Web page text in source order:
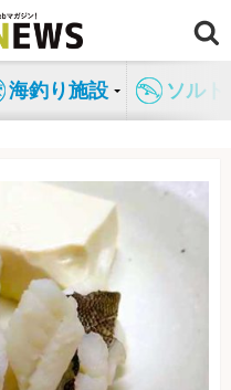
海釣り施設 ソル